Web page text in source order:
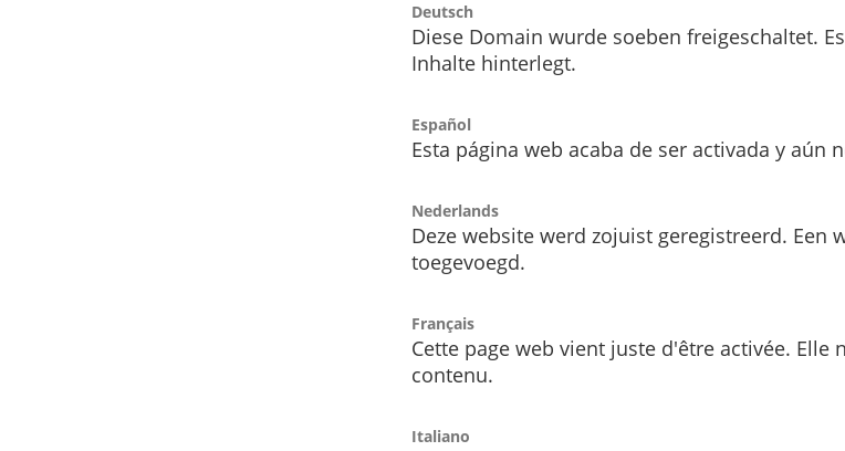
Deutsch
Diese Domain wurde soeben freigeschaltet.
Inhalte hinterlegt.
Español
Esta página web acaba de ser activada y aún
Nederlands
Deze website werd zojuist geregistreerd. Een
toegevoegd.
Français
Cette page web vient juste d'être activée. Elle
contenu.
Italiano